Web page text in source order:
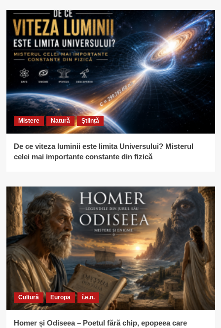
Mistere Natură Știință
De ce viteza luminii este limita Universului? Misterul
celei mai importante constante din fizică
Cultură Europa î.e.n.
Homer și Odiseea – Poetul fără chip, epopeea care